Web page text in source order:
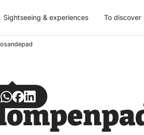
Sightseeing & experiences To discover
Share
via
Share
on
Facebook
Share
on
LinkedIn